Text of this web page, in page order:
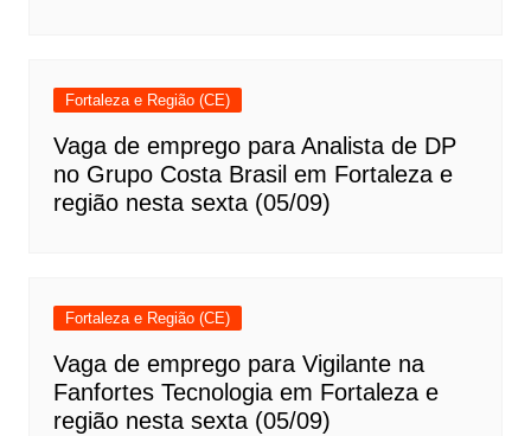
Fortaleza e Região (CE)
Vaga de emprego para Analista de DP
no Grupo Costa Brasil em Fortaleza e
região nesta sexta (05/09)
Fortaleza e Região (CE)
Vaga de emprego para Vigilante na
Fanfortes Tecnologia em Fortaleza e
região nesta sexta (05/09)